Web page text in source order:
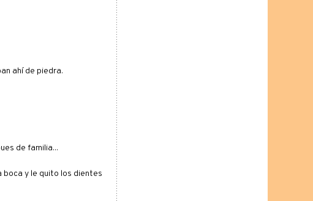
ahí de piedra.
de familia...
boca y le quito los dientes